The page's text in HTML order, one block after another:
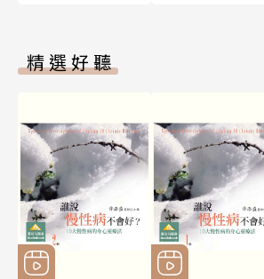
精選好聽